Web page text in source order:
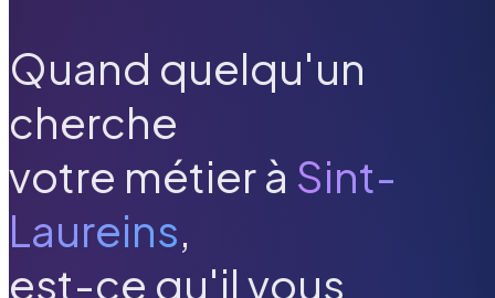
Quand quelqu'un
cherche
votre métier à Sint-
Laureins,
est-ce qu'il vous